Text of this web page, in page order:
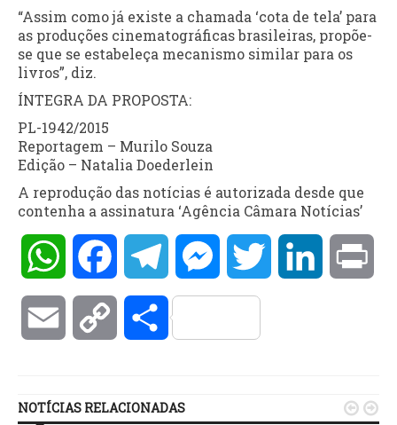
“Assim como já existe a chamada ‘cota de tela’ para
as produções cinematográficas brasileiras, propõe-
se que se estabeleça mecanismo similar para os
livros”, diz.
ÍNTEGRA DA PROPOSTA:
PL-1942/2015
Reportagem – Murilo Souza
Edição – Natalia Doederlein
A reprodução das notícias é autorizada desde que
contenha a assinatura ‘Agência Câmara Notícias’
WhatsAppFacebookTelegramMessengerTwitter LinkedIn
Email Copy Compartilhar
NOTÍCIAS RELACIONADAS  